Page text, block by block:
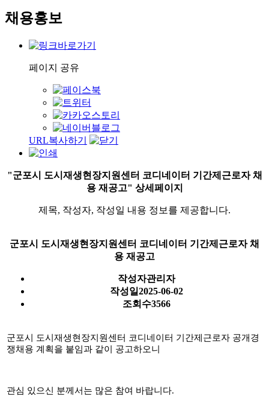
채용홍보
페이지 공유
URL복사하기
"군포시 도시재생현장지원센터 코디네이터 기간제근로자 채
용 재공고" 상세페이지
제목, 작성자, 작성일 내용 정보를 제공합니다.
군포시 도시재생현장지원센터 코디네이터 기간제근로자 채
용 재공고
작성자관리자
작성일2025-06-02
조회수3566
군포시 도시재생현장지원센터 코디네이터 기간제근로자 공개경
쟁채용 계획을 붙임과 같이 공고하오니
관심 있으신 분께서는 많은 참여 바랍니다.